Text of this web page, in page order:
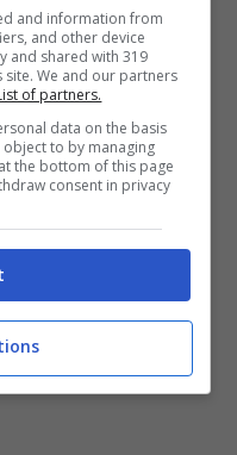
27 Settembre 2025
and information from
and other device
and shared with 319
We and our partners
of partners.
data on the basis
to by managing
the bottom of this page
consent in privacy